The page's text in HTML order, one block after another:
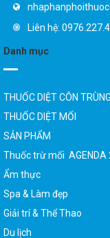
THUỐC DIỆT CÔN TRÙNG
THUỐC DIỆT MỐI
SẢN PHẨM
Ẩm thực